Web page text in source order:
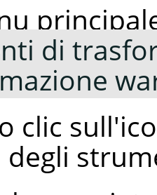
di
clic
degli